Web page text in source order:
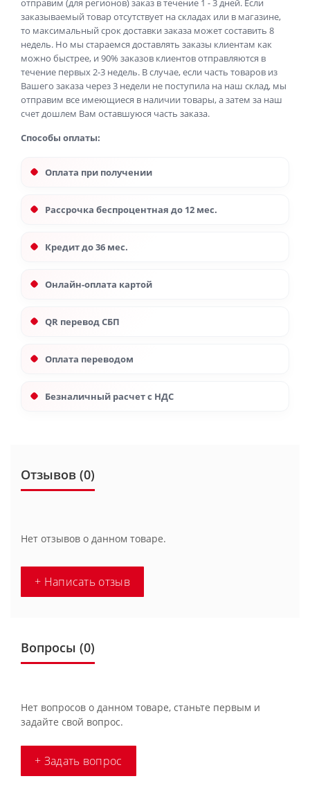
отправим (для регионов) заказ в течение 1 - 3 дней. Если
заказываемый товар отсутствует на складах или в магазине,
то максимальный срок доставки заказа может составить 8
недель. Но мы стараемся доставлять заказы клиентам как
можно быстрее, и 90% заказов клиентов отправляются в
течение первых 2-3 недель. В случае, если часть товаров из
Вашего заказа через 3 недели не поступила на наш склад, мы
отправим все имеющиеся в наличии товары, а затем за наш
счет дошлем Вам оставшуюся часть заказа.
Способы оплаты:
Оплата при получении
Рассрочка беспроцентная до 12 мес.
Кредит до 36 мес.
Онлайн-оплата картой
QR перевод СБП
Оплата переводом
Безналичный расчет с НДС
Отзывов (0)
Нет отзывов о данном товаре.
+ Написать отзыв
Вопросы (0)
Нет вопросов о данном товаре, станьте первым и
задайте свой вопрос.
+ Задать вопрос